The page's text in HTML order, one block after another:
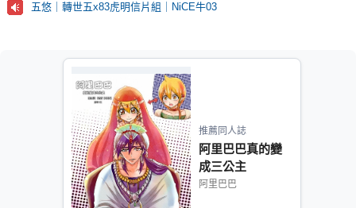
五悠｜轉世五x83虎明信片組｜NiCE牛03
推薦同人誌
阿里巴巴真的變
成三公主
阿里巴巴